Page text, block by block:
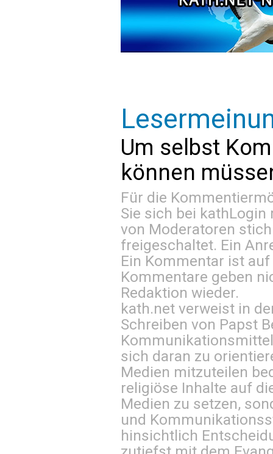
Um selbst
können
Für die
Sie sich bei kathLogin
von Moderatoren
freigeschaltet. Ein
Ein Kommentar ist
Kommentare geben
Redaktion wieder.
kath.net verweist in
Schreiben von Papst
sich daran zu
Medien mitzuteilen
religiöse Inhalte auf
Medien zu setzen,
und
hinsichtlich